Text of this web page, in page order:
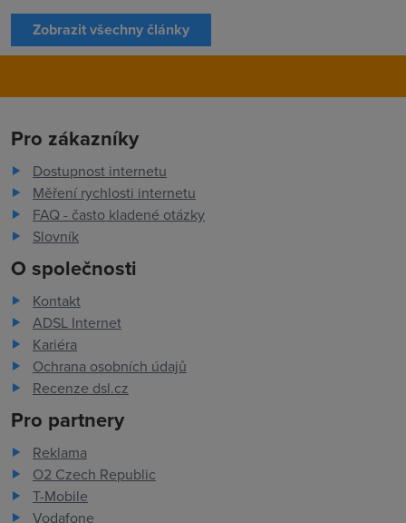
Zobrazit všechny články
Pro zákazníky
Dostupnost internetu
Měření rychlosti internetu
FAQ - často kladené otázky
Slovník
O společnosti
Kontakt
ADSL Internet
Kariéra
Ochrana osobních údajů
Recenze dsl.cz
Pro partnery
Reklama
O2 Czech Republic
T-Mobile
Vodafone